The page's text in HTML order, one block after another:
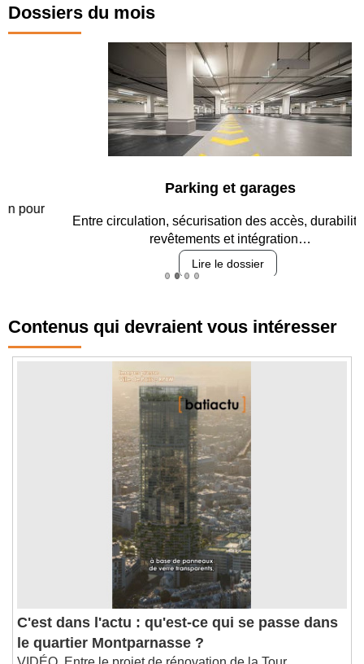
Dossiers du mois
Parking et garages
Entre circulation, sécurisation des accès, durabilité des
revêtements et intégration…
Lire le dossier
Contenus qui devraient vous intéresser
C'est dans l'actu : qu'est-ce qui se passe dans
le quartier Montparnasse ?